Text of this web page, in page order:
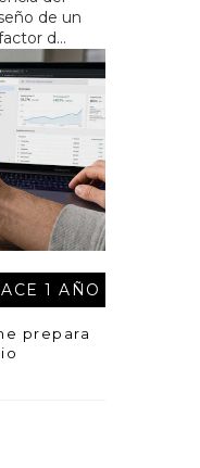
de un
d...
1 AÑO
prepara